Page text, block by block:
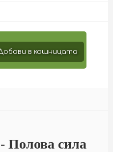
в кошницата
Полова сила